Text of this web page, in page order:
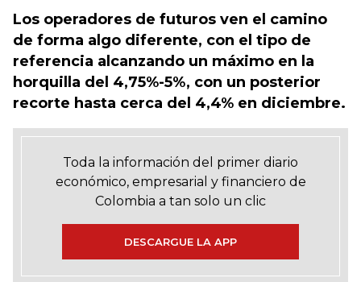
Los operadores de futuros ven el camino
de forma algo diferente, con el tipo de
referencia alcanzando un máximo en la
horquilla del 4,75%-5%, con un posterior
recorte hasta cerca del 4,4% en diciembre.
Toda la información del primer diario
económico, empresarial y financiero de
Colombia a tan solo un clic
DESCARGUE LA APP